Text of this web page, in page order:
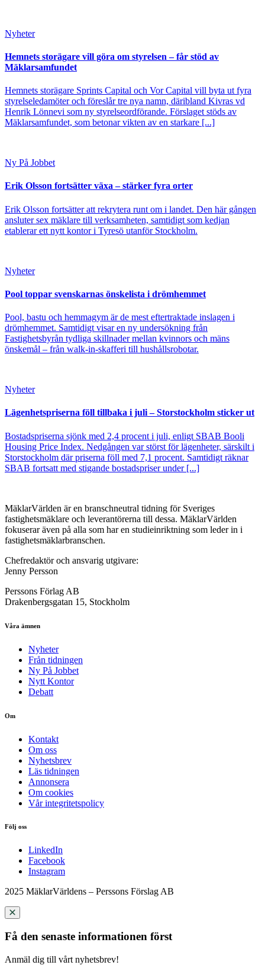
Nyheter
Hemnets storägare vill göra om styrelsen – får stöd av
Mäklarsamfundet
Hemnets storägare Sprints Capital och Vor Capital vill byta ut fyra
styrelseledamöter och föreslår tre nya namn, däribland Kivras vd
Henrik Lönnevi som ny styrelseordförande. Förslaget stöds av
Mäklarsamfundet, som betonar vikten av en starkare [...]
Ny På Jobbet
Erik Olsson fortsätter växa – stärker fyra orter
Erik Olsson fortsätter att rekrytera runt om i landet. Den här gången
ansluter sex mäklare till verksamheten, samtidigt som kedjan
etablerar ett nytt kontor i Tyresö utanför Stockholm.
Nyheter
Pool toppar svenskarnas önskelista i drömhemmet
Pool, bastu och hemmagym är de mest eftertraktade inslagen i
drömhemmet. Samtidigt visar en ny undersökning från
Fastighetsbyrån tydliga skillnader mellan kvinnors och mäns
önskemål – från walk-in-skafferi till hushållsrobotar.
Nyheter
Lägenhetspriserna föll tillbaka i juli – Storstockholm sticker ut
Bostadspriserna sjönk med 2,4 procent i juli, enligt SBAB Booli
Housing Price Index. Nedgången var störst för lägenheter, särskilt i
Storstockholm där priserna föll med 7,1 procent. Samtidigt räknar
SBAB fortsatt med stigande bostadspriser under [...]
MäklarVärlden är en branschneutral tidning för Sveriges
fastighetsmäklare och leverantörerna till dessa. MäklarVärlden
fokuserar även på alla som har en studieinriktning som leder in i
fastighetsmäklarbranschen.
Chefredaktör och ansvarig utgivare:
Jenny Persson
Perssons Förlag AB
Drakenbergsgatan 15, Stockholm
Våra ämnen
Nyheter
Från tidningen
Ny På Jobbet
Nytt Kontor
Debatt
Om
Kontakt
Om oss
Nyhetsbrev
Läs tidningen
Annonsera
Om cookies
Vår integritetspolicy
Följ oss
LinkedIn
Facebook
Instagram
2025 MäklarVärldens – Perssons Förslag AB
Få den senaste informationen först
Anmäl dig till vårt nyhetsbrev!